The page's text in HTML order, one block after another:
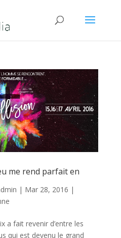
me rend parfait en
| Mar 28, 2016 |
a fait revenir d’entre les
qui est devenu le grand